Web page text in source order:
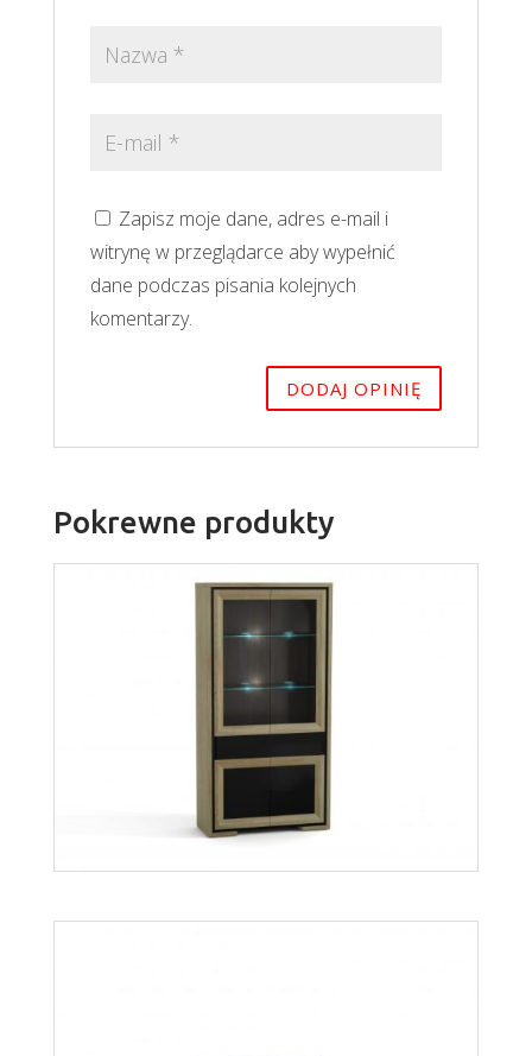
Zapisz moje dane, adres e-mail i
witrynę w przeglądarce aby wypełnić
dane podczas pisania kolejnych
komentarzy.
Pokrewne produkty